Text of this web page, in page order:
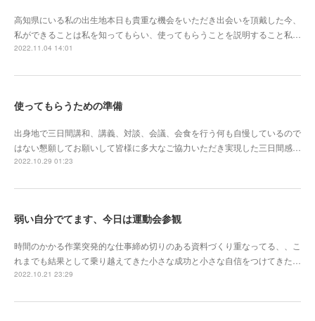
高知県にいる私の出生地本日も貴重な機会をいただき出会いを頂戴した今、
私ができることは私を知ってもらい、使ってもらうことを説明すること私…
2022.11.04 14:01
使ってもらうための準備
出身地で三日間講和、講義、対談、会議、会食を行う何も自慢しているので
はない懇願してお願いして皆様に多大なご協力いただき実現した三日間感…
2022.10.29 01:23
弱い自分でてます、今日は運動会参観
時間のかかる作業突発的な仕事締め切りのある資料づくり重なってる、、こ
れまでも結果として乗り越えてきた小さな成功と小さな自信をつけてきた…
2022.10.21 23:29